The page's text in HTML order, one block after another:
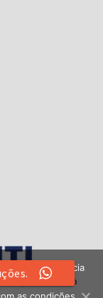
sua experiência
Ao continuar